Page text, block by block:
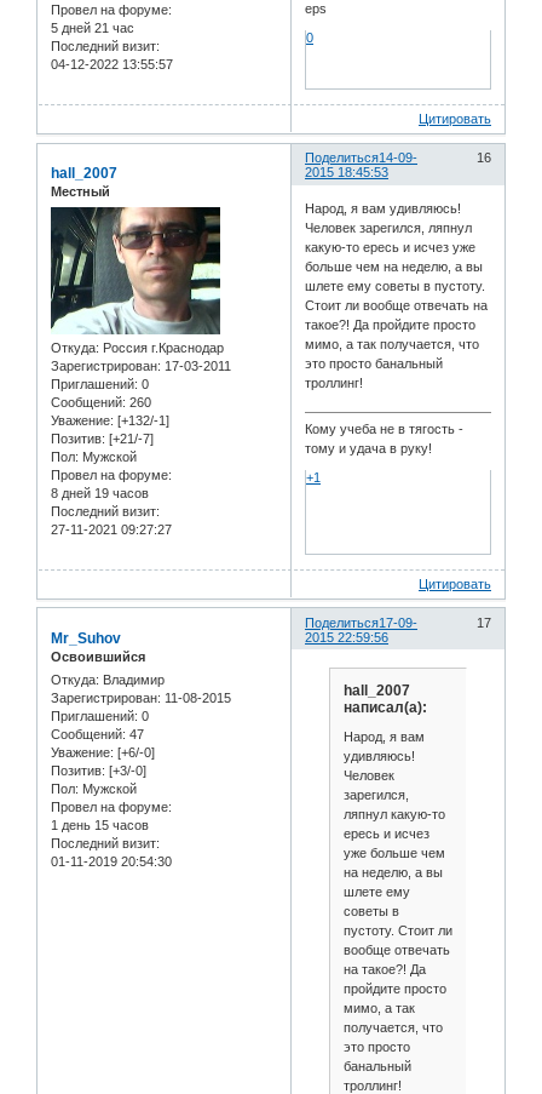
Провел на форуме:
5 дней 21 час
Последний визит:
04-12-2022 13:55:57
eps
0
Цитировать
Поделиться 16
14-09-
2015 18:45:53
hall_2007
Местный
Откуда: Россия г.Краснодар
Зарегистрирован: 17-03-2011
Приглашений: 0
Сообщений: 260
Уважение: [+132/-1]
Позитив: [+21/-7]
Пол: Мужской
Провел на форуме:
8 дней 19 часов
Последний визит:
27-11-2021 09:27:27
Народ, я вам удивляюсь!
Человек зарегился, ляпнул
какую-то ересь и исчез уже
больше чем на неделю, а вы
шлете ему советы в пустоту.
Стоит ли вообще отвечать на
такое?! Да пройдите просто
мимо, а так получается, что
это просто банальный
троллинг!
Кому учеба не в тягость -
тому и удача в руку!
+1
Цитировать
Поделиться 17
17-09-
2015 22:59:56
Mr_Suhov
Освоившийся
Откуда: Владимир
Зарегистрирован: 11-08-2015
Приглашений: 0
Сообщений: 47
Уважение: [+6/-0]
Позитив: [+3/-0]
Пол: Мужской
Провел на форуме:
1 день 15 часов
Последний визит:
01-11-2019 20:54:30
hall_2007
написал(а):
Народ, я вам
удивляюсь!
Человек
зарегился,
ляпнул какую-то
ересь и исчез
уже больше чем
на неделю, а вы
шлете ему
советы в
пустоту. Стоит ли
вообще отвечать
на такое?! Да
пройдите просто
мимо, а так
получается, что
это просто
банальный
троллинг!